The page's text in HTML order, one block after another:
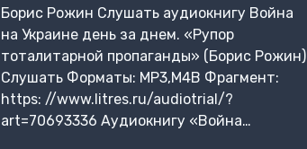
Борис Рожин Слушать аудиокнигу Война
на Украине день за днем. «Рупор
тоталитарной пропаганды» (Борис Рожин)
Слушать Форматы: MP3,M4B Фрагмент:
https: //www.litres.ru/audiotrial/?
art=70693336 Аудиокнигу «Война…